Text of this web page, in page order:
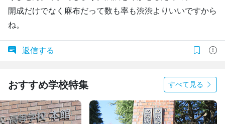
開成だけでなく麻布だって数も率も渋渋よりいいですから
ね。
返信する
おすすめ学校特集 すべて見る